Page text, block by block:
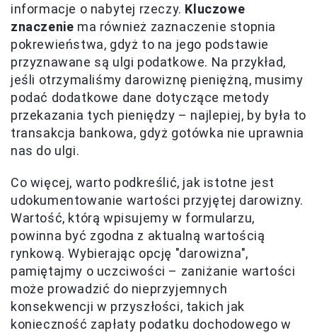
informacje o nabytej rzeczy. Kluczowe
znaczenie ma również zaznaczenie stopnia
pokrewieństwa, gdyż to na jego podstawie
przyznawane są ulgi podatkowe. Na przykład,
jeśli otrzymaliśmy darowiznę pieniężną, musimy
podać dodatkowe dane dotyczące metody
przekazania tych pieniędzy – najlepiej, by była to
transakcja bankowa, gdyż gotówka nie uprawnia
nas do ulgi.
Co więcej, warto podkreślić, jak istotne jest
udokumentowanie wartości przyjętej darowizny.
Wartość, którą wpisujemy w formularzu,
powinna być zgodna z aktualną wartością
rynkową. Wybierając opcję "darowizna",
pamiętajmy o uczciwości – zaniżanie wartości
może prowadzić do nieprzyjemnych
konsekwencji w przyszłości, takich jak
konieczność zapłaty podatku dochodowego w